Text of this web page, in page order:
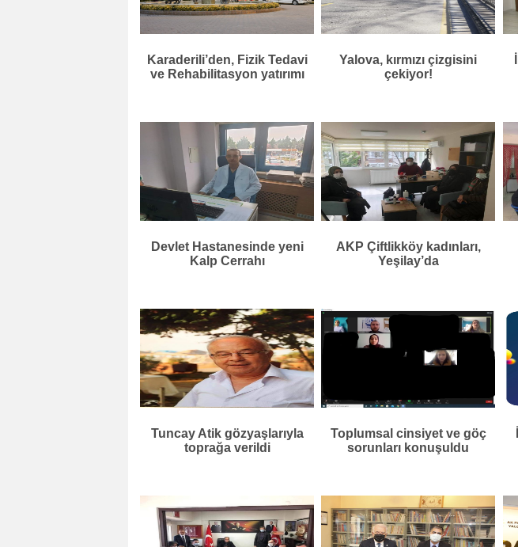
Karaderili’den, Fizik Tedavi
ve Rehabilitasyon yatırımı
Yalova, kırmızı çizgisini
çekiyor!
Devlet Hastanesinde yeni
Kalp Cerrahı
AKP Çiftlikköy kadınları,
Yeşilay’da
Tuncay Atik gözyaşlarıyla
toprağa verildi
Toplumsal cinsiyet ve göç
sorunları konuşuldu